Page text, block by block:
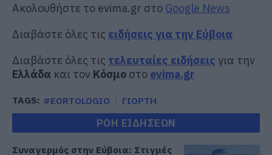
Ακολουθήστε το evima.gr στο Google News
Διαβάστε όλες τις ειδήσεις για την Εύβοια
Διαβάστε όλες τις τελευταίες ειδήσεις για την
Ελλάδα και τον Κόσμο στο evima.gr
TAGS: #EORTOLOGIO ΓΙΟΡΤΗ
ΡΟΗ ΕΙΔΗΣΕΩΝ
Συναγερμός στην Εύβοια: Στιγμές